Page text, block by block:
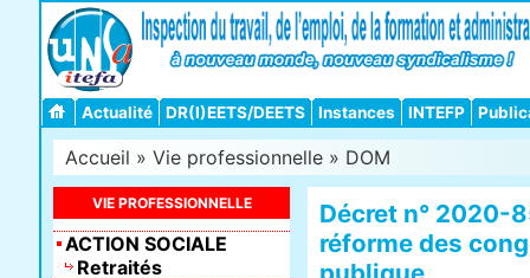
Actualité DR(I)EETS/DEETS Instances INTEFP
Accueil » Vie professionnelle » DOM
Décret n° 2020-
réforme des
VIE PROFESSIONNELLE
ACTION SOCIALE
Retraités